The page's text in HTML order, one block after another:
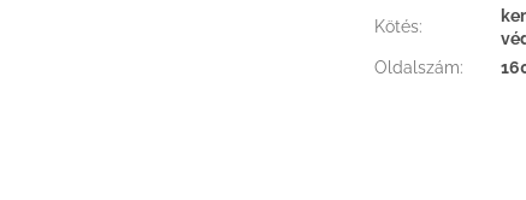
Kötés:
Oldalszám: